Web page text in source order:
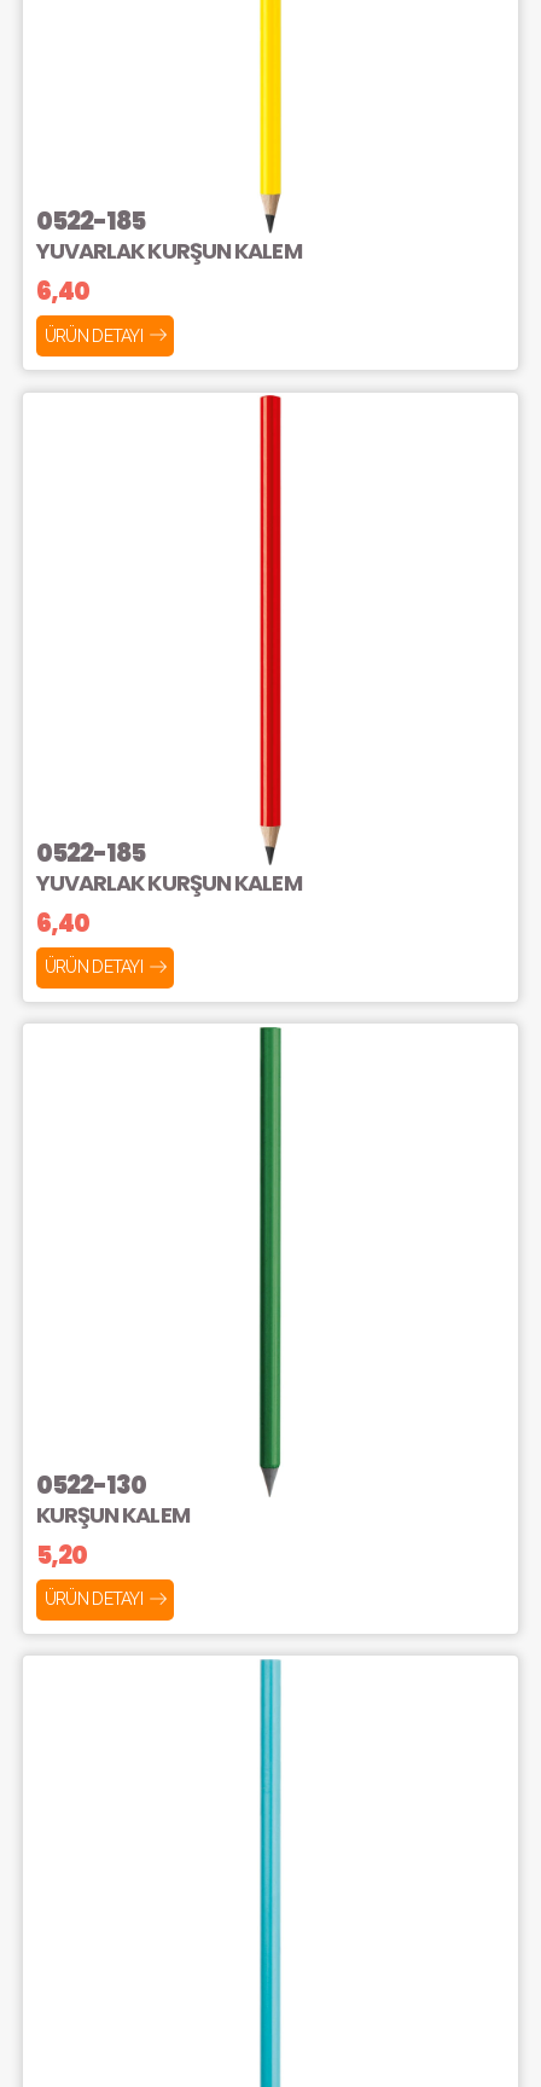
0522-185
YUVARLAK KURŞUN KALEM
6,40
ÜRÜN DETAYI
0522-185
YUVARLAK KURŞUN KALEM
6,40
ÜRÜN DETAYI
0522-130
KURŞUN KALEM
5,20
ÜRÜN DETAYI